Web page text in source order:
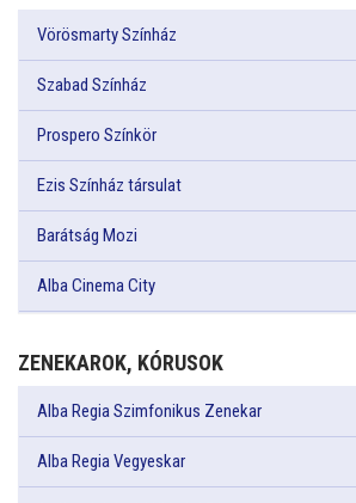
Vörösmarty Színház
Szabad Színház
Prospero Színkör
Ezis Színház társulat
Barátság Mozi
Alba Cinema City
ZENEKAROK, KÓRUSOK
Alba Regia Szimfonikus Zenekar
Alba Regia Vegyeskar